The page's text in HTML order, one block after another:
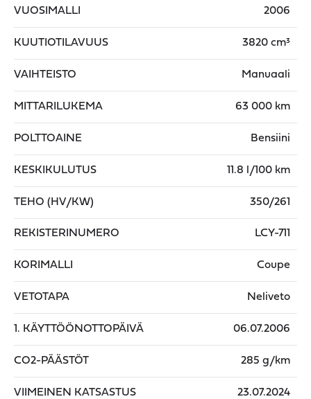
VUOSIMALLI 2006
KUUTIOTILAVUUS 3820 cm³
VAIHTEISTO Manuaali
MITTARILUKEMA 63 000 km
POLTTOAINE Bensiini
KESKIKULUTUS 11.8 l/100 km
TEHO (HV/KW) 350/261
REKISTERINUMERO LCY-711
KORIMALLI Coupe
VETOTAPA Neliveto
1. KÄYTTÖÖNOTTOPÄIVÄ 06.07.2006
CO2-PÄÄSTÖT 285 g/km
VIIMEINEN KATSASTUS 23.07.2024